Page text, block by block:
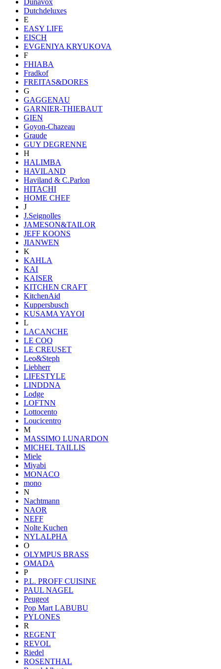
Dutchdeluxes
E
EASY LIFE
EISCH
EVGENIYA KRYUKOVA
F
FHIABA
Fradkof
FREITAS&DORES
G
GAGGENAU
GARNIER-THIEBAUT
GIEN
Goyon-Chazeau
Graude
GUY DEGRENNE
H
HALIMBA
HAVILAND
Haviland & C.Parlon
HITACHI
HOME CHEF
J
J.Seignolles
JAMESON&TAILOR
JEFF KOONS
JIANWEN
K
KAHLA
KAI
KAISER
KITCHEN CRAFT
KitchenAid
Kuppersbusch
KUSAMA YAYOI
L
LACANCHE
LE COQ
LE CREUSET
Leo&Steph
Liebherr
LIFESTYLE
LINDDNA
Lodge
LOFTNN
Lottocento
Loucicentro
M
MASSIMO LUNARDON
MICHEL TAILLIS
Miele
Miyabi
MONACO
mono
N
Nachtmann
NAOR
NEFF
Nolte Kuchen
NYLALPHA
O
OLYMPUS BRASS
OMADA
P
P.L. PROFF CUISINE
PAUL NAGEL
Peugeot
Pop Mart LABUBU
PYLONES
R
REGENT
REVOL
Riedel
ROSENTHAL